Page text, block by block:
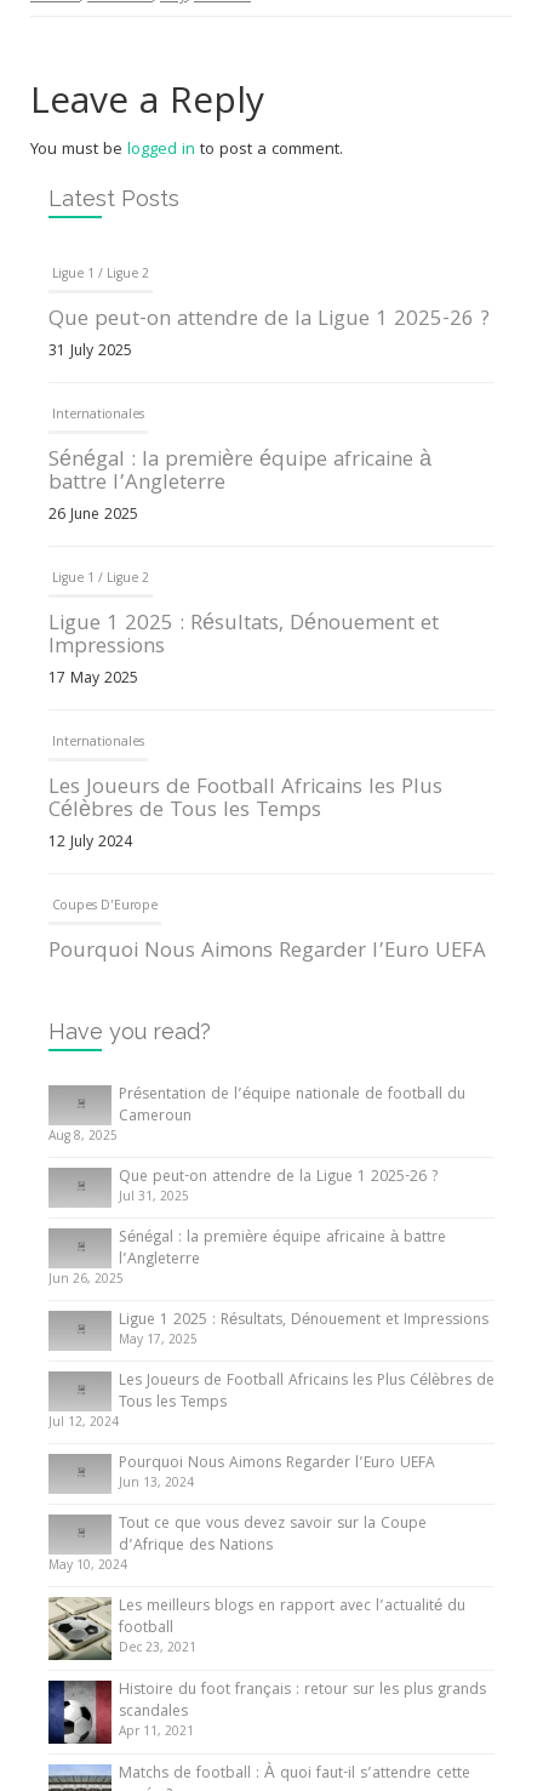
Leave a Reply
You must be logged in to post a comment.
Latest Posts
Ligue 1 / Ligue 2
Que peut-on attendre de la Ligue 1 2025-26 ?
31 July 2025
Internationales
Sénégal : la première équipe africaine à
battre l’Angleterre
26 June 2025
Ligue 1 / Ligue 2
Ligue 1 2025 : Résultats, Dénouement et
Impressions
17 May 2025
Internationales
Les Joueurs de Football Africains les Plus
Célèbres de Tous les Temps
12 July 2024
Coupes D'Europe
Pourquoi Nous Aimons Regarder l’Euro UEFA
Internationales
Tout ce que vous devez savoir sur la Coupe
d’Afrique des Nations
10 May 2024
Internationales
Présentation de l’équipe nationale de football
du Cameroun
8 August 2025
Have you read?
Présentation de l’équipe nationale de football du
Cameroun
Aug 8, 2025
Que peut-on attendre de la Ligue 1 2025-26 ?
Jul 31, 2025
Sénégal : la première équipe africaine à battre
l’Angleterre
Jun 26, 2025
Ligue 1 2025 : Résultats, Dénouement et Impressions
May 17, 2025
Les Joueurs de Football Africains les Plus Célèbres de
Tous les Temps
Jul 12, 2024
Pourquoi Nous Aimons Regarder l’Euro UEFA
Jun 13, 2024
Tout ce que vous devez savoir sur la Coupe
d’Afrique des Nations
May 10, 2024
Les meilleurs blogs en rapport avec l’actualité du
football
Dec 23, 2021
Histoire du foot français : retour sur les plus grands
scandales
Apr 11, 2021
Matchs de football : À quoi faut-il s’attendre cette